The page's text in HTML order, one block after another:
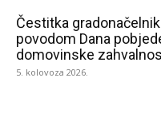
Čestitka
povodom Dana
domovinske
5. kolovoza 2026.